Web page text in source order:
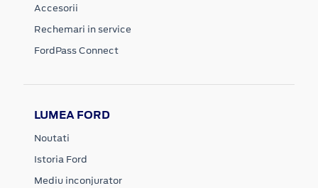
Accesorii
Rechemari in service
FordPass Connect
LUMEA FORD
Noutati
Istoria Ford
Mediu inconjurator